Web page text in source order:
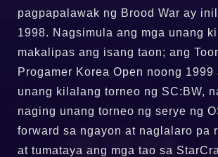
pagpapalawak ng Brood War ay
1998. Nagsimula ang mga unang
makalipas ang isang taon; ang
Progamer Korea Open noong 1999
unang kilalang torneo ng SC:BW,
naging unang torneo ng serye ng
forward sa ngayon at naglalaro pa
at tumataya ang mga tao sa